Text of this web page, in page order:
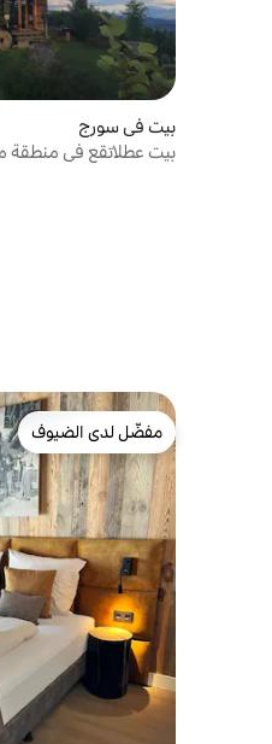
بيت في سورج
بيت عطلاتقع في منطقة
مفضّل لدى الضيوف
مفضّل لدى الضيوف